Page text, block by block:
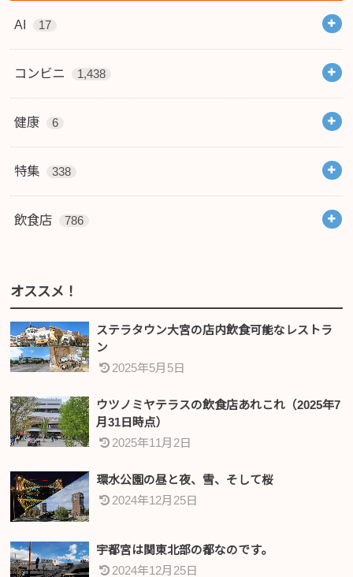
AI 17
コンビニ 1,438
健康 6
特集 338
飲食店 786
オススメ！
ステラタウン大宮の店内飲食可能なレストラ
ン
2025年5月5日
ウツノミヤテラスの飲食店あれこれ（2025年7
月31日時点）
2025年11月2日
環水公園の昼と夜、雪、そして桜
2024年12月25日
宇都宮は関東北部の都なのです。
2024年12月25日